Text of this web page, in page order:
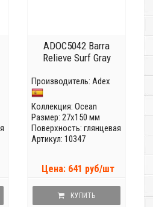
ADOC5042 Barra
Relieve Surf Gray
Производитель: Adex
Коллекция: Ocean
Размер: 27x150 мм
Поверхность: глянцевая
Артикул: 10347
Цена: 641 руб/шт
КУПИТЬ